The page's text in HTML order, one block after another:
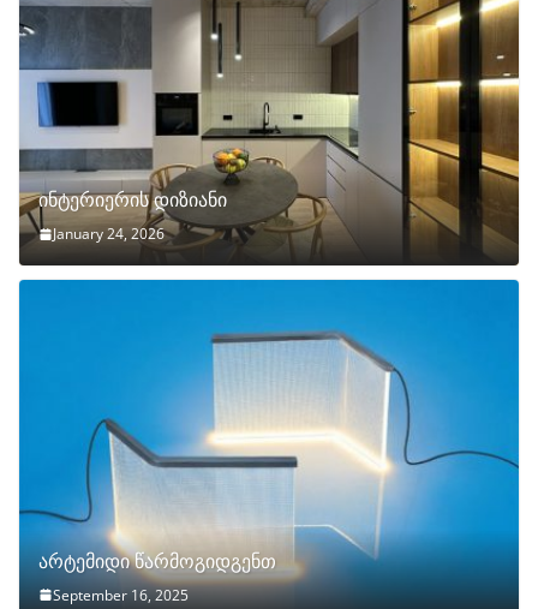
ინტერიერის დიზიანი
January 24, 2026
არტემიდი წარმოგიდგენთ
September 16, 2025